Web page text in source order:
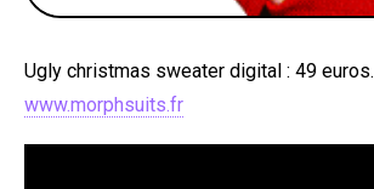
Ugly christmas sweater digital : 49 euros.
www.morphsuits.fr